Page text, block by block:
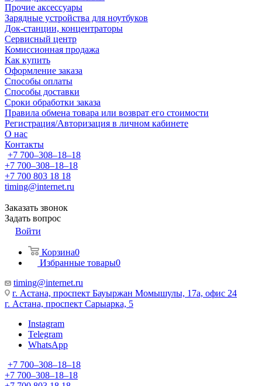
Прочие аксессуары
Зарядные устройства для ноутбуков
Док-станции, концентраторы
Сервисный центр
Комиссионная продажа
Как купить
Оформление заказа
Способы оплаты
Способы доставки
Сроки обработки заказа
Правила обмена товара или возврат его стоимости
Регистрация/Авторизация в личном кабинете
О нас
Контакты
+7 700‒308‒18‒18
+7 700‒308‒18‒18
+7 700 803 18 18
timing@internet.ru
Заказать звонок
Задать вопрос
Войти
Корзина0
Избранные товары0
timing@internet.ru
г. Астана, проспект Бауыржан Момышулы, 17а, офис 24
г. Астана, проспект Сарыарка, 5
Instagram
Telegram
WhatsApp
+7 700‒308‒18‒18
+7 700‒308‒18‒18